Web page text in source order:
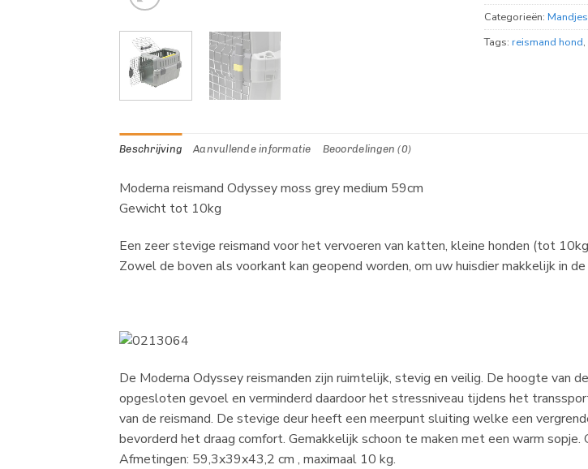
Categorieën:
Tags: reismand hond,
Beschrijving Aanvullende informatie Beoordelingen (0)
Moderna reismand Odyssey moss grey medium 59cm
Gewicht tot 10kg
Een zeer stevige reismand voor het vervoeren van katten, kleine honden (tot
Zowel de boven als voorkant kan geopend worden, om uw huisdier makkelijk in
De Moderna Odyssey reismanden zijn ruimtelijk, stevig en veilig. De hoogte van
opgesloten gevoel en verminderd daardoor het stressniveau tijdens het
van de reismand. De stevige deur heeft een meerpunt sluiting welke een
bevorderd het draag comfort. Gemakkelijk schoon te maken met een warm
Afmetingen: 59,3x39x43,2 cm , maximaal 10 kg.